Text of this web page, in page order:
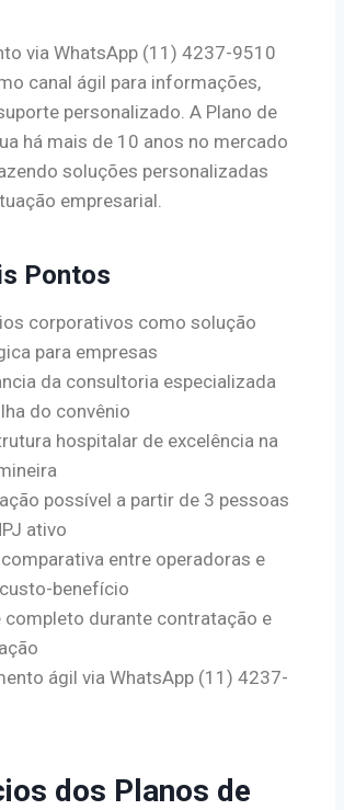
via WhatsApp (11) 4237-9510
canal ágil para informações,
personalizado. A Plano de
há mais de 10 anos no mercado
soluções personalizadas
empresarial.
Pontos
corporativos como solução
para empresas
da consultoria especializada
do convênio
hospitalar de excelência na
possível a partir de 3 pessoas
ativo
entre operadoras e
benefício
completo durante contratação e
ágil via WhatsApp (11) 4237-
dos Planos de